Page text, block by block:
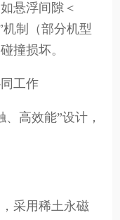
悬浮间隙＜
机制（部分机型
撞损坏。
工作
高效能”设计，
采用稀土永磁